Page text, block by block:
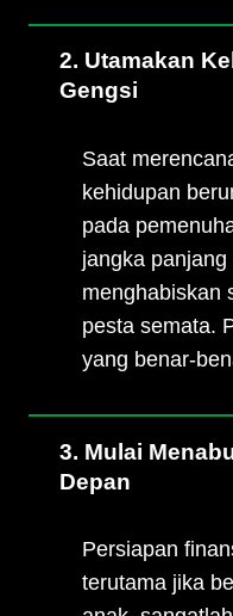
2. Utamakan
Gengsi
Saat
kehidupan
pada
jangka
menghabiskan
pesta semata.
yang benar-
3. Mulai
Depan
Persiapan
terutama jika